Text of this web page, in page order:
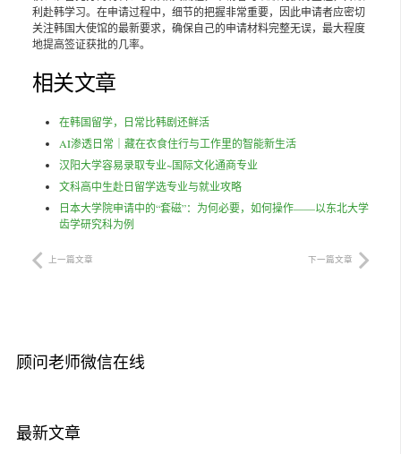
利赴韩学习。在申请过程中，细节的把握非常重要，因此申请者应密切
关注韩国大使馆的最新要求，确保自己的申请材料完整无误，最大程度
地提高签证获批的几率。
相关文章
在韩国留学，日常比韩剧还鲜活
AI渗透日常｜藏在衣食住行与工作里的智能新生活
汉阳大学容易录取专业~国际文化通商专业
文科高中生赴日留学选专业与就业攻略
日本大学院申请中的“套磁”：为何必要，如何操作——以东北大学
齿学研究科为例
上一篇文章 下一篇文章
顾问老师微信在线
最新文章